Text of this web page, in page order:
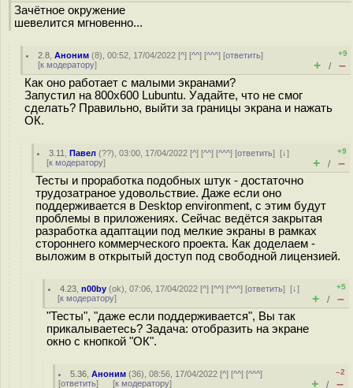
Зачётное окружение
шевелится мгновенно...
2.8 ,Аноним (8), 00:52, 17/04/2022 [^] [^^] [^^^] [ответить]
[к модератору]
+9
+ / –
Как оно работает с малыми экранами?
Запустил на 800х600 Lubuntu. Уадайте, что не смог
сделать? Правильно, выйти за границы экрана и нажать
ОК.
3.11 ,Павел (??), 03:00, 17/04/2022 [^] [^^] [^^^] [ответить][↓]
[к модератору]
+9
+ / –
Тесты и проработка подобных штук - достаточно
трудозатраное удовольствие. Даже если оно
поддерживается в Desktop environment, с этим будут
проблемы в приложениях. Сейчас ведётся закрытая
разработка адаптации под мелкие экраны в рамках
стороннего коммерческого проекта. Как доделаем -
выложим в открытый доступ под свободной лицензией.
4.23 ,n00by (ok), 07:06, 17/04/2022 [^] [^^] [^^^] [ответить][↓]
[к модератору]
+5
+ / –
"Тесты", "даже если поддерживается", Вы так
прикалываетесь? Задача: отобразить на экране
окно с кнопкой "ОК".
5.36 ,Аноним (36), 08:56, 17/04/2022 [^] [^^] [^^^]
[ответить] [к модератору]
–2
+ / –